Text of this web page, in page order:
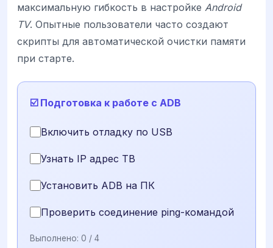
максимальную гибкость в настройке Android
TV. Опытные пользователи часто создают
скрипты для автоматической очистки памяти
при старте.
☑️ Подготовка к работе с ADB
Включить отладку по USB
Узнать IP адрес ТВ
Установить ADB на ПК
Проверить соединение ping-командой
Выполнено: 0 / 4